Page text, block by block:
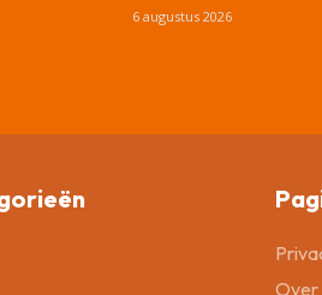
6 augustus 2026
Over